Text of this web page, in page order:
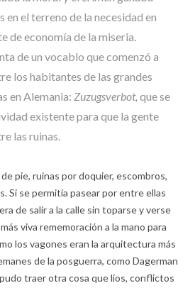
el terreno de la necesidad en
de economía de la miseria.
de un vocablo que comenzó a
los habitantes de las grandes
en Alemania: Zuzugsverbot, que se
existente para que la gente
las ruinas.
pie, ruinas por doquier, escombros,
Si se permitía pasear por entre ellas
de salir a la calle sin toparse y verse
viva rememoración a la mano para
los vagones eran la arquitectura más
de la posguerra, como Dagerman
traer otra cosa que líos, conflictos